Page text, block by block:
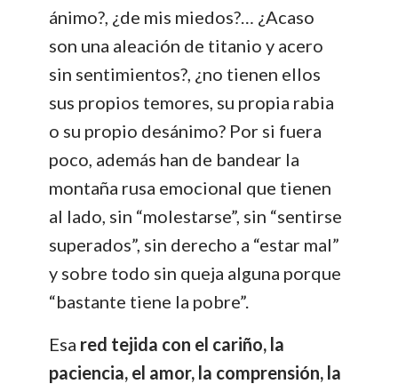
ánimo?, ¿de mis miedos?… ¿Acaso
son una aleación de titanio y acero
sin sentimientos?, ¿no tienen ellos
sus propios temores, su propia rabia
o su propio desánimo? Por si fuera
poco, además han de bandear la
montaña rusa emocional que tienen
al lado, sin “molestarse”, sin “sentirse
superados”, sin derecho a “estar mal”
y sobre todo sin queja alguna porque
“bastante tiene la pobre”.
Esa red tejida con el cariño, la
paciencia, el amor, la comprensión, la